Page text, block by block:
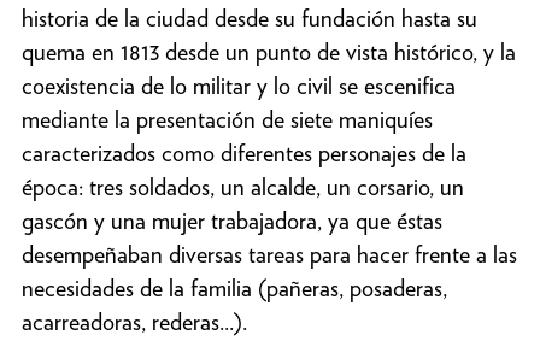
historia de la ciudad desde su fundación hasta su
quema en 1813 desde un punto de vista histórico, y la
coexistencia de lo militar y lo civil se escenifica
mediante la presentación de siete maniquíes
caracterizados como diferentes personajes de la
época: tres soldados, un alcalde, un corsario, un
gascón y una mujer trabajadora, ya que éstas
desempeñaban diversas tareas para hacer frente a las
necesidades de la familia (pañeras, posaderas,
acarreadoras, rederas...).